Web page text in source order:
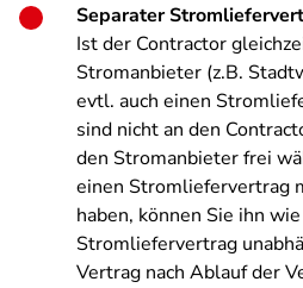
Separater
Ist der Contractor
Stromanbieter (z.B.
evtl. auch einen
sind nicht an den
den Stromanbieter frei
einen Stromliefervertrag
haben, können Sie ihn
Stromliefervertrag
Vertrag nach Ablauf der